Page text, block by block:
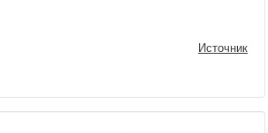
Источник